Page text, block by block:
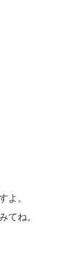
よ。
てね。